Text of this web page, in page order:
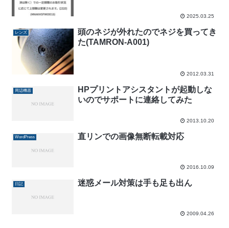
2025.03.25
レンズ
頭のネジが外れたのでネジを買ってき
た(TAMRON-A001)
2012.03.31
周辺機器
HPプリントアシスタントが起動しな
いのでサポートに連絡してみた
2013.10.20
WordPress 直リンでの画像無断転載対応
2016.10.09
日記 迷惑メール対策は手も足も出ん
2009.04.26